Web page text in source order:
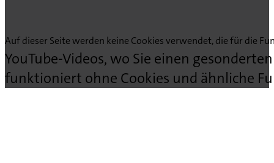
Auf dieser Seite werden keine Cookies verwendet, die für die
YouTube-Videos, wo Sie einen
funktioniert ohne Cookies und ähnliche